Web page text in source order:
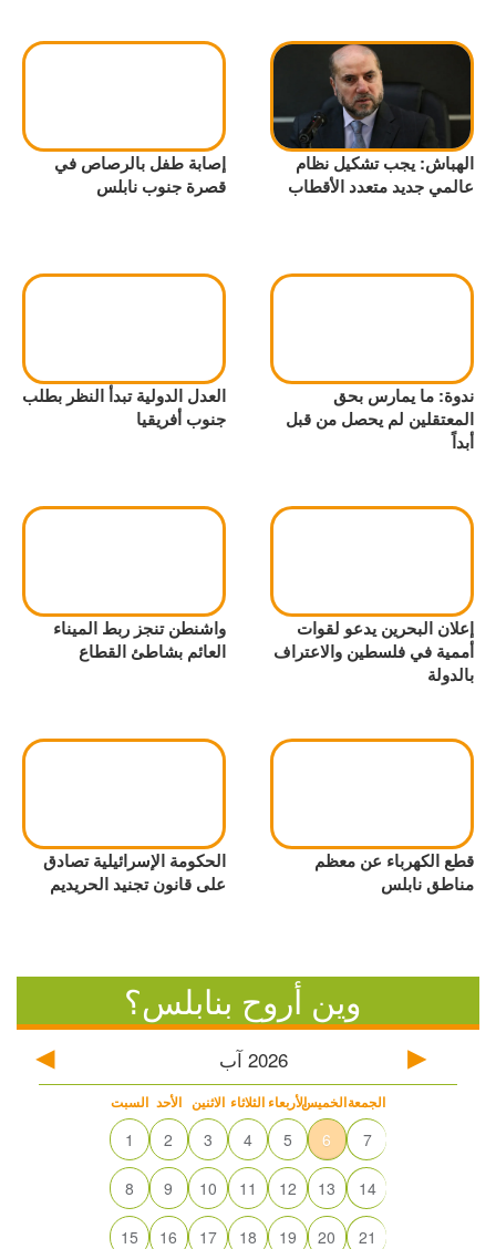
الهباش: يجب تشكيل نظام
عالمي جديد متعدد الأقطاب
إصابة طفل بالرصاص في
قصرة جنوب نابلس
ندوة: ما يمارس بحق
المعتقلين لم يحصل من قبل
أبداً
العدل الدولية تبدأ النظر بطلب
جنوب أفريقيا
إعلان البحرين يدعو لقوات
أممية في فلسطين والاعتراف
بالدولة
واشنطن تنجز ربط الميناء
العائم بشاطئ القطاع
قطع الكهرباء عن معظم
مناطق نابلس
الحكومة الإسرائيلية تصادق
على قانون تجنيد الحريديم
وين أروح بنابلس؟
2026 آب
السبت الأحد الاثنين الثلاثاء الأربعاءالخميسالجمعة
1 2 3 4 5 6 7
8 9 10 11 12 13 14
15 16 17 18 19 20 21